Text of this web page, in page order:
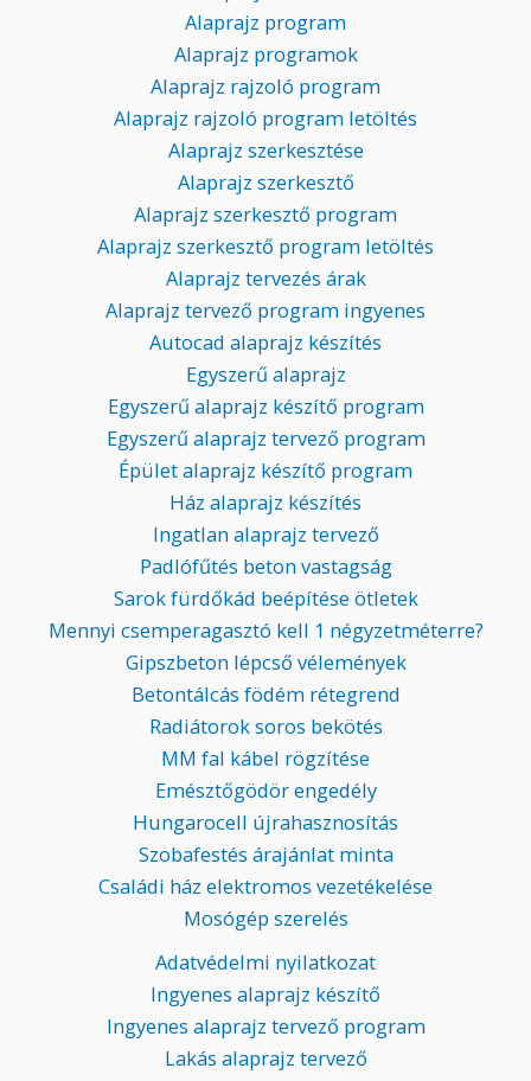
Alaprajz program
Alaprajz programok
Alaprajz rajzoló program
Alaprajz rajzoló program letöltés
Alaprajz szerkesztése
Alaprajz szerkesztő
Alaprajz szerkesztő program
Alaprajz szerkesztő program letöltés
Alaprajz tervezés árak
Alaprajz tervező program ingyenes
Autocad alaprajz készítés
Egyszerű alaprajz
Egyszerű alaprajz készítő program
Egyszerű alaprajz tervező program
Épület alaprajz készítő program
Ház alaprajz készítés
Ingatlan alaprajz tervező
Padlófűtés beton vastagság
Sarok fürdőkád beépítése ötletek
Mennyi csemperagasztó kell 1 négyzetméterre?
Gipszbeton lépcső vélemények
Betontálcás födém rétegrend
Radiátorok soros bekötés
MM fal kábel rögzítése
Emésztőgödör engedély
Hungarocell újrahasznosítás
Szobafestés árajánlat minta
Családi ház elektromos vezetékelése
Mosógép szerelés
Adatvédelmi nyilatkozat
Ingyenes alaprajz készítő
Ingyenes alaprajz tervező program
Lakás alaprajz tervező